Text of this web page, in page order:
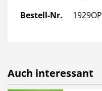
Bestell-Nr.
1929OP
Auch interessant